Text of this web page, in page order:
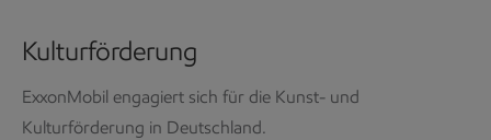
Kulturförderung
ExxonMobil engagiert sich für die Kunst- und
Kulturförderung in Deutschland.